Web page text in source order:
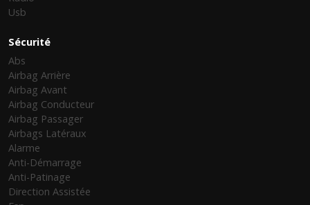
Usb
Sécurité
Abs
Airbag Arrière
Airbag Avant
Airbag Conducteur
Airbag Passager
Airbags Latéraux
Alarme
Anti-Démarrage
Anti-Patinage
Direction Assistée